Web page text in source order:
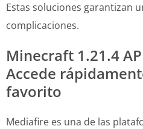
Estas soluciones garantizan
complicaciones.
Minecraft 1.21.4
Accede
favorito
Mediafire es una de las